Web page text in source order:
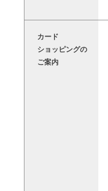
カード
ショッピングの
ご案内